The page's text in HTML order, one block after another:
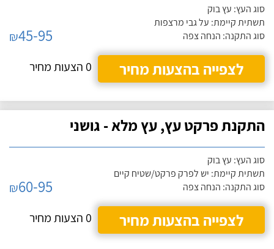
סוג העץ: עץ בוק
תשתית קיימת: על גבי מרצפות
סוג התקנה: הנחה צפה
₪45-95
לצפייה בהצעות מחיר
0 הצעות מחיר
התקנת פרקט עץ, עץ מלא - גושני
סוג העץ: עץ בוק
תשתית קיימת: יש לפרק פרקט/שטיח קיים
סוג התקנה: הנחה צפה
₪60-95
לצפייה בהצעות מחיר
0 הצעות מחיר